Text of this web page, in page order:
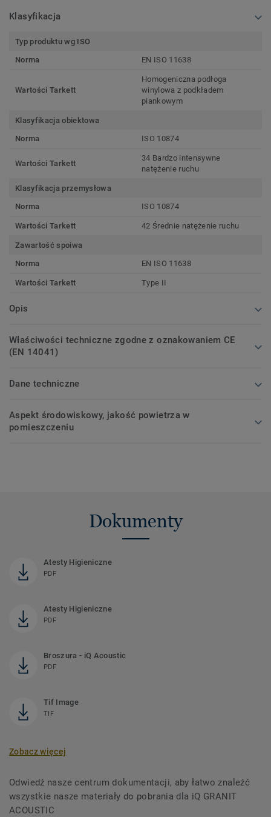
Klasyfikacja
Typ produktu wg ISO
Norma
EN ISO 11638
Wartości Tarkett
Homogeniczna podłoga
winylowa z podkładem
piankowym
Klasyfikacja obiektowa
Norma
ISO 10874
Wartości Tarkett
34 Bardzo intensywne
natężenie ruchu
Klasyfikacja przemysłowa
Norma
ISO 10874
Wartości Tarkett 42 Średnie natężenie ruchu
Zawartość spoiwa
Norma
EN ISO 11638
Wartości Tarkett Type II
Opis
Właściwości techniczne zgodne z oznakowaniem CE
(EN 14041)
Dane techniczne
Aspekt środowiskowy, jakość powietrza w
pomieszczeniu
Dokumenty
Atesty Higieniczne
PDF
Atesty Higieniczne
PDF
Broszura - iQ Acoustic
PDF
Tif Image
TIF
Zobacz więcej
Odwiedź nasze centrum dokumentacji, aby łatwo znaleźć
wszystkie nasze materiały do ​​pobrania dla iQ GRANIT
ACOUSTIC